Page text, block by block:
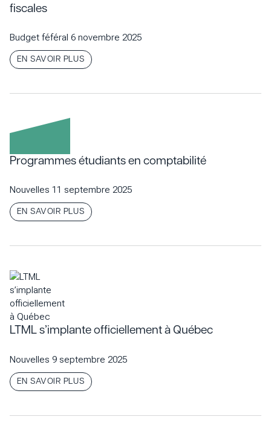
fiscales
Budget féféral 6 novembre 2025
EN SAVOIR PLUS
Programmes étudiants en comptabilité
Nouvelles 11 septembre 2025
EN SAVOIR PLUS
LTML s’implante officiellement à Québec
Nouvelles 9 septembre 2025
EN SAVOIR PLUS